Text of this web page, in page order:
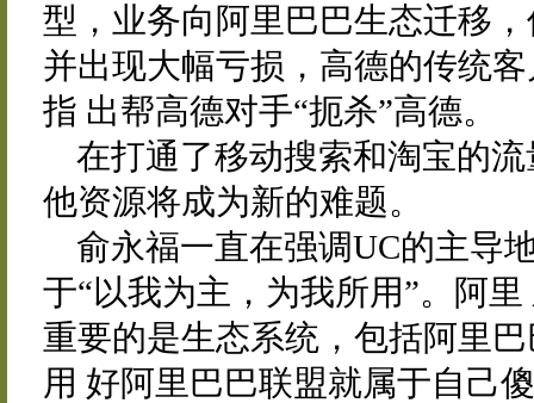
型，业务向阿里巴巴生态迁移
并出现大幅亏损，高德的传统
指 出帮高德对手“扼杀”高德。
在打通了移动搜索和淘宝的
他资源将成为新的难题。
俞永福一直在强调UC的主导
于“以我为主，为我所用”。阿
重要的是生态系统，包括阿里
用 好阿里巴巴联盟就属于自己